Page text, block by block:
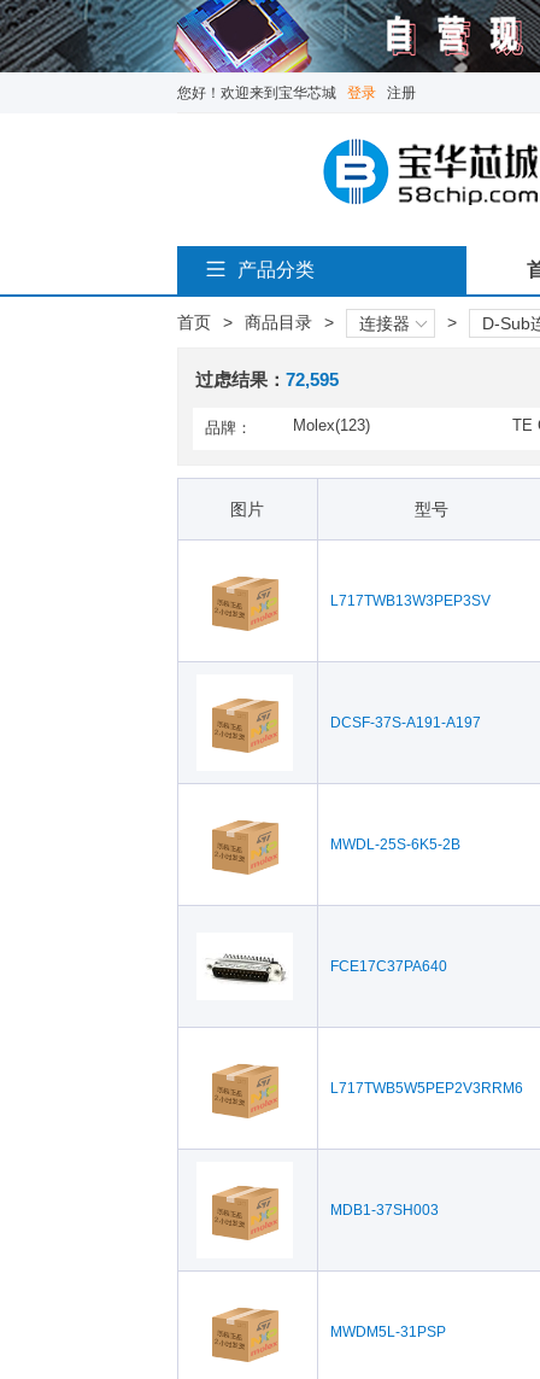
您好！欢迎来到宝华芯城 登录 注册
产品分类
首页 > 商品目录 > 连接器 > D-Sub
过虑结果： 72,595
品牌： Molex(123)
TE
Heyco(18)
Lumberg Automation(4)
Phoenix Contact(163)
图片 型号
L717TWB13W3PEP3SV
DCSF-37S-A191-A197
MWDL-25S-6K5-2B
FCE17C37PA640
L717TWB5W5PEP2V3RRM6
MDB1-37SH003
MWDM5L-31PSP